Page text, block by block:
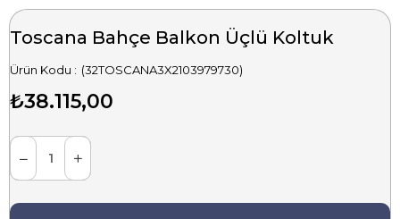
Toscana Bahçe Balkon Üçlü Koltuk
(32TOSCANA3X2103979730)
₺38.115,00